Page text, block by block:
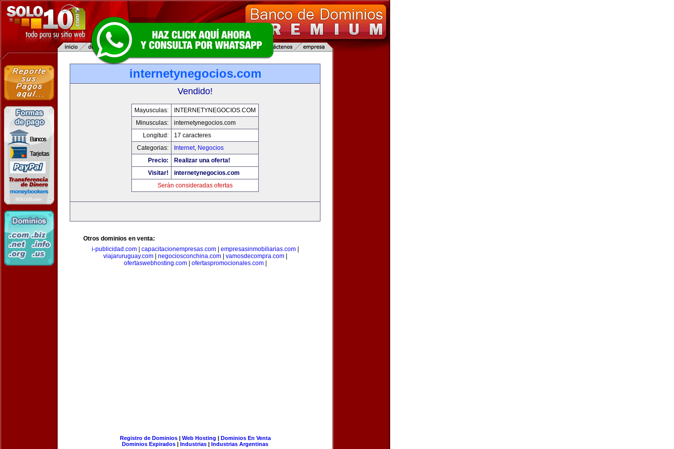
internetynegocios.com
Vendido!
Mayusculas:
INTERNETYNEGOCIOS.COM
Minusculas:
internetynegocios.com
Longitud:
17 caracteres
Categorias:
Internet, Negocios
Precio:
Realizar una oferta!
Visitar!
internetynegocios.com
Serán consideradas ofertas
Otros dominios en venta:
i-publicidad.com| capacitacionempresas.com| empresasinmobiliarias.com|
viajaruruguay.com| negociosconchina.com| vamosdecompra.com|
ofertaswebhosting.com| ofertaspromocionales.com|
Registro de Dominios| Web Hosting | Dominios En Venta
Dominios Expirados | Industrias | Industrias Argentinas